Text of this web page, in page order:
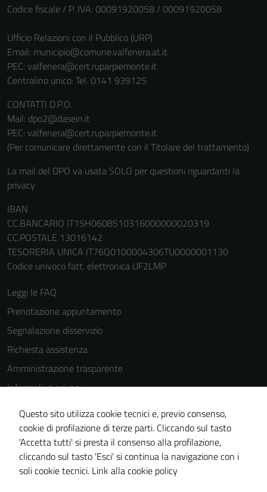
Codice fiscale / P. IVA: 00091920058 / 00091920058
Ufficio Relazioni con il Pubblico (URP)
Email: municipio@comune.valfenera.at.it
PEC: valfenera@cert.ruparpiemonte.it
Centralino unico: Tel. 0141 939125
CONTATTI D.P.O.
Mail: dpo2@dasein.it
PEC: valfenera@cert.ruparpiemonte.it
(Per comunicare direttamente con il Titolare del trattamento)
La mail del DPO va usata SOLO per questioni riguardanti la
privacy
IBAN
CC.BANCARIO IT15H0608510316000000020319
CC.POSTALE 13016142
TESORERIA UNICA IT76Q0100004306TU0000001130
Codice univoco fatt. elettronica UF2LMP
Leggi le FAQ
Prenotazione appuntamento
Segnalazione disservizio
Richiesta assistenza
Amministrazione trasparente
Informativa privacy
Cookie Policy
Note legali
Dichiarazione di accessibilità
Piano di miglioramento del sito
Questo sito utilizza cookie tecnici e, previo consenso,
cookie di profilazione di terze parti. Cliccando sul tasto
'Accetta tutti' si presta il consenso alla profilazione,
cliccando sul tasto 'Esci' si continua la navigazione con i
soli cookie tecnici. Link alla cookie policy
sono necessari
per il
essere
disabilitati.
non raccolgono